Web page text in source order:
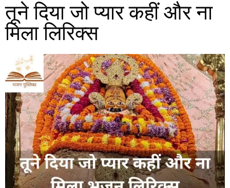
तूने दिया जो प्यार कहीं और ना
मिला लिरिक्स